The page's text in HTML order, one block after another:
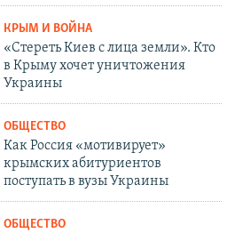
КРЫМ И ВОЙНА
«Стереть Киев с лица земли». Кто
в Крыму хочет уничтожения
Украины
ОБЩЕСТВО
Как Россия «мотивирует»
крымских абитуриентов
поступать в вузы Украины
ОБЩЕСТВО